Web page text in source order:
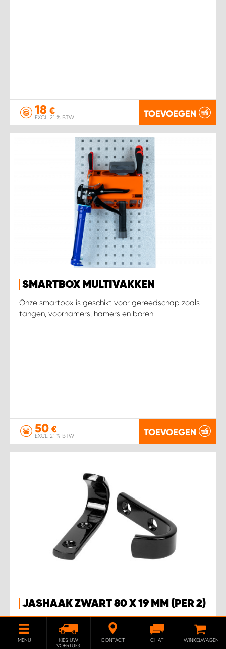
18 €
EXCL. 21 % BTW TOEVOEGEN
SMARTBOX MULTIVAKKEN
Onze smartbox is geschikt voor gereedschap zoals
tangen, voorhamers, hamers en boren.
50 €
EXCL. 21 % BTW TOEVOEGEN
JASHAAK ZWART 80 X 19 MM (PER 2)
Jashaak 80x19 mm wordt per twee geleverd.
MENU
KIES UW
VOERTUIG
CONTACT CHAT WINKELWAGEN